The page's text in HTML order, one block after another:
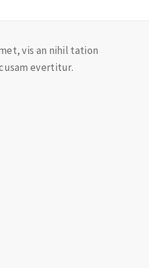
vis an nihil tation
evertitur.